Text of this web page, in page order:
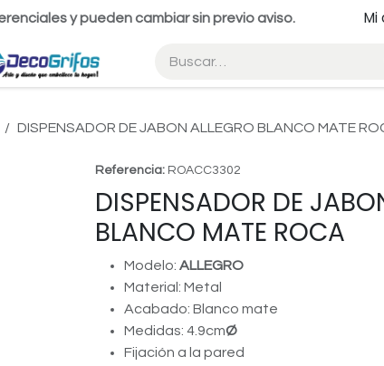
y pueden cambiar sin previo aviso. Mi
DISPENSADOR DE JABON ALLEGRO BLANCO MATE
Referencia: ROACC3302
DISPENSADOR DE
BLANCO MATE ROCA
Modelo: ALLEGRO
Material: Metal
Acabado: Blanco mate
Medidas: 4.9cmØ
Fijación a la pared